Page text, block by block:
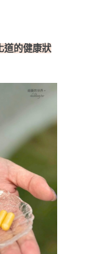
道的健康狀